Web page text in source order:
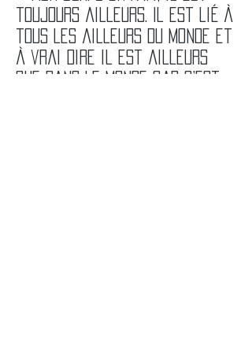
toujours ailleurs. Il est lié à
tous les ailleurs du monde et
à vrai dire il est ailleurs
que dans le monde car c’est